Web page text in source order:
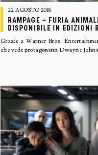
22 AGOSTO 2018
RAMPAGE – FURIA
DISPONIBILE IN EDIZIONI
Grazie a Warner Bros.
che vede protagonista Dwayne